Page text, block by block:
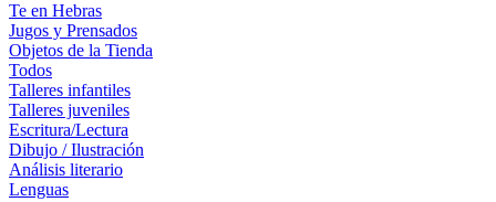
Te en Hebras
Jugos y Prensados
Objetos de la Tienda
Todos
Talleres infantiles
Talleres juveniles
Escritura/Lectura
Dibujo / Ilustración
Análisis literario
Lenguas